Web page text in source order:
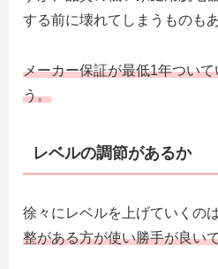
する前に壊れてしまうものも
メーカー保証が最低1年つい
う。
レベルの調節があるか
徐々にレベルを上げていくの
整がある方が使い勝手が良い